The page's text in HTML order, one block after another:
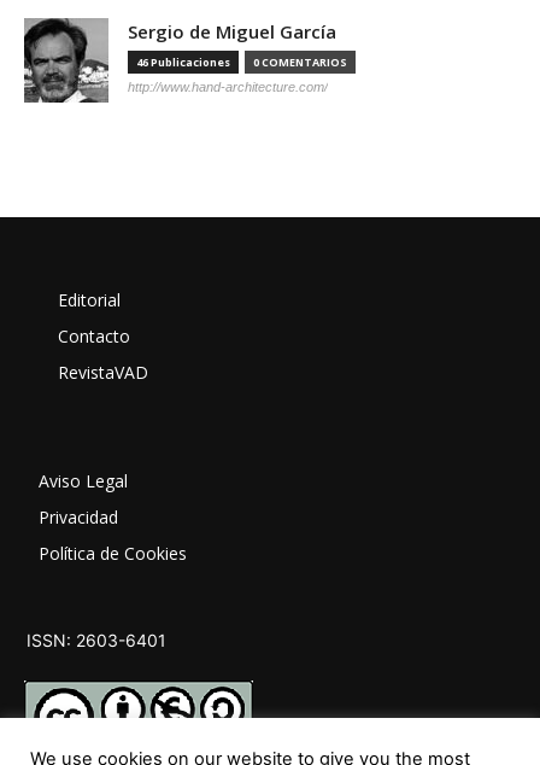
Sergio de Miguel García
46 Publicaciones 0 COMENTARIOS
http://www.hand-architecture.com/
Editorial
Contacto
RevistaVAD
Aviso Legal
Privacidad
Política de Cookies
ISSN: 2603-6401
We use cookies on our website to give you the most